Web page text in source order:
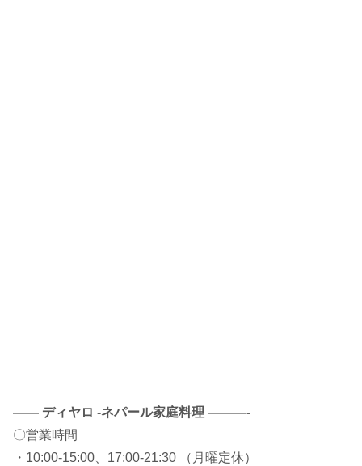
—— ディヤロ -ネパール家庭料理 ———-
〇営業時間
・10:00-15:00、17:00-21:30 （月曜定休）